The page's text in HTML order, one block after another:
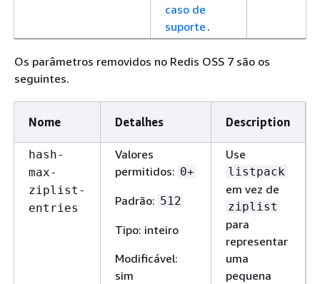
caso de
suporte .
Os parâmetros removidos no Redis OSS 7 são os
seguintes.
Nome Detalhes Description
hash-
max-
ziplist-
entries
Valores
permitidos: 0+
Padrão: 512
Tipo: inteiro
Modificável:
sim
Use
listpack
em vez de
ziplist
para
representar
uma
pequena